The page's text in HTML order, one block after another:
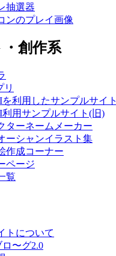
抽選器
ンのプレイ画像
創作系
リ
利用したサンプルサイト
用サンプルサイト(旧)
ターネームメーカー
ーシャンイラスト集
作成コーナー
ページ
覧
トについて
〜グ2.0